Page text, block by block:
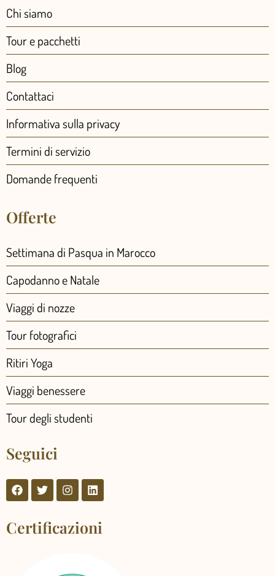
Chi siamo
Tour e pacchetti
Blog
Contattaci
Informativa sulla privacy
Termini di servizio
Domande frequenti
Offerte
Settimana di Pasqua in Marocco
Capodanno e Natale
Viaggi di nozze
Tour fotografici
Ritiri Yoga
Viaggi benessere
Tour degli studenti
Seguici
Certificazioni